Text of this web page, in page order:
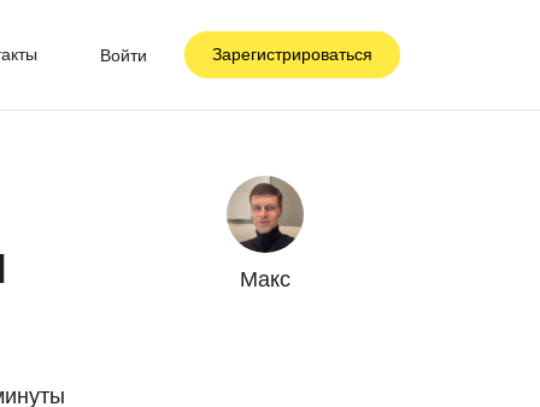
Войти Зарегистрироваться
Макс